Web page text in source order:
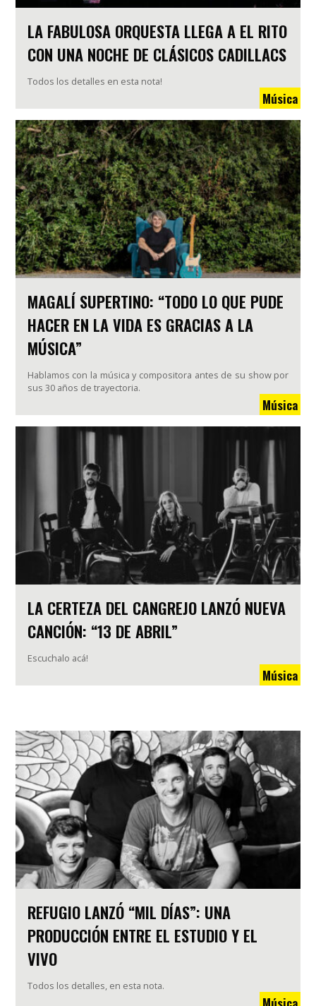
LA FABULOSA ORQUESTA LLEGA A EL RITO
CON UNA NOCHE DE CLÁSICOS CADILLACS
Todos los detalles en esta nota!
Música
MAGALÍ SUPERTINO: “TODO LO QUE PUDE
HACER EN LA VIDA ES GRACIAS A LA
MÚSICA”
Hablamos con la música y compositora antes de su show por
sus 30 años de trayectoria.
Música
LA CERTEZA DEL CANGREJO LANZÓ NUEVA
CANCIÓN: “13 DE ABRIL”
Escuchalo acá!
Música
REFUGIO LANZÓ “MIL DÍAS”: UNA
PRODUCCIÓN ENTRE EL ESTUDIO Y EL
VIVO
Todos los detalles, en esta nota.